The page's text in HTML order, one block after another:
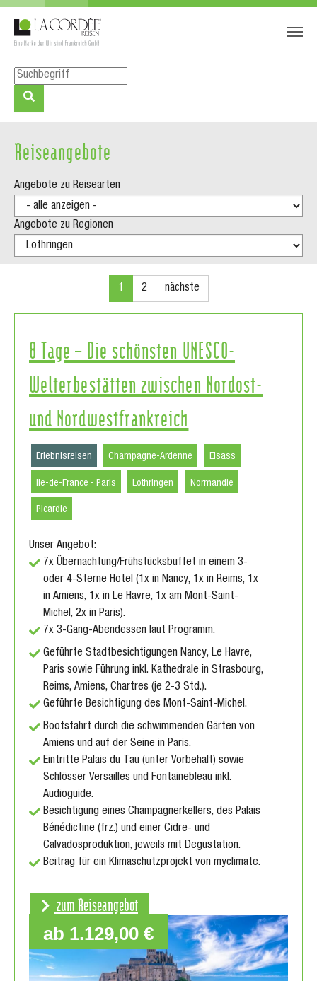
Zum Hauptinhalt springen
Skip to page footer
Reiseangebote
Angebote zu Reisearten
Angebote zu Regionen
1 2 nächste
8 Tage – Die schönsten UNESCO-
Welterbestätten zwischen Nordost-
und Nordwestfrankreich
Erlebnisreisen Champagne-Ardenne Elsass
Ile-de-France - Paris Lothringen Normandie
Picardie
Unser Angebot:
7x Übernachtung/Frühstücksbuffet in einem 3-
oder 4-Sterne Hotel (1x in Nancy, 1x in Reims, 1x
in Amiens, 1x in Le Havre, 1x am Mont-Saint-
Michel, 2x in Paris).
7x 3-Gang-Abendessen laut Programm.
Geführte Stadtbesichtigungen Nancy, Le Havre,
Paris sowie Führung inkl. Kathedrale in Strasbourg,
Reims, Amiens, Chartres (je 2-3 Std.).
Geführte Besichtigung des Mont-Saint-Michel.
Bootsfahrt durch die schwimmenden Gärten von
Amiens und auf der Seine in Paris.
Eintritte Palais du Tau (unter Vorbehalt) sowie
Schlösser Versailles und Fontainebleau inkl.
Audioguide.
Besichtigung eines Champagnerkellers, des Palais
Bénédictine (frz.) und einer Cidre- und
Calvadosproduktion, jeweils mit Degustation.
Beitrag für ein Klimaschutzprojekt von myclimate.
zum Reiseangebot
ab 1.129,00 €